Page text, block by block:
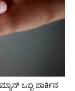
ಒಬ್ಬ ಪಾರ್ಕಿನ